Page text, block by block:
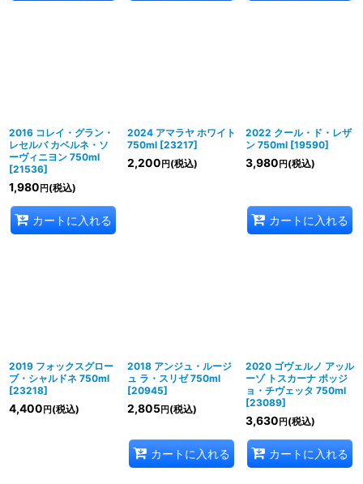
2016 コレイ・グラン・
レセルバ カベルネ・ソ
ーヴィニヨン 750ml
[21536]
1,980 円 (税込)
カートに入れる
2024 アマラヤ ホワイト
750ml [23217]
2,200 円(税込)
2022 クール・ド・レザ
ン 750ml [19590]
3,980 円(税込)
カートに入れる
2019 フォックスグロー
ブ・シャルドネ 750ml
[23218]
4,400 円 (税込)
2018 アンジュ・ルージ
ュ ラ・スリゼ 750ml
[20945]
2,805円(税込)
カートに入れる
2020 ゴヴェルノ アッル
ーゾ トスカーナ ポッジ
ョ・チヴェッタ 750ml
[23089]
3,630 円(税込)
カートに入れる